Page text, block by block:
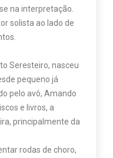
na interpretação.
solista ao lado de
Seresteiro, nasceu
pequeno já
pelo avô, Amando
e livros, a
principalmente da
rodas de choro,